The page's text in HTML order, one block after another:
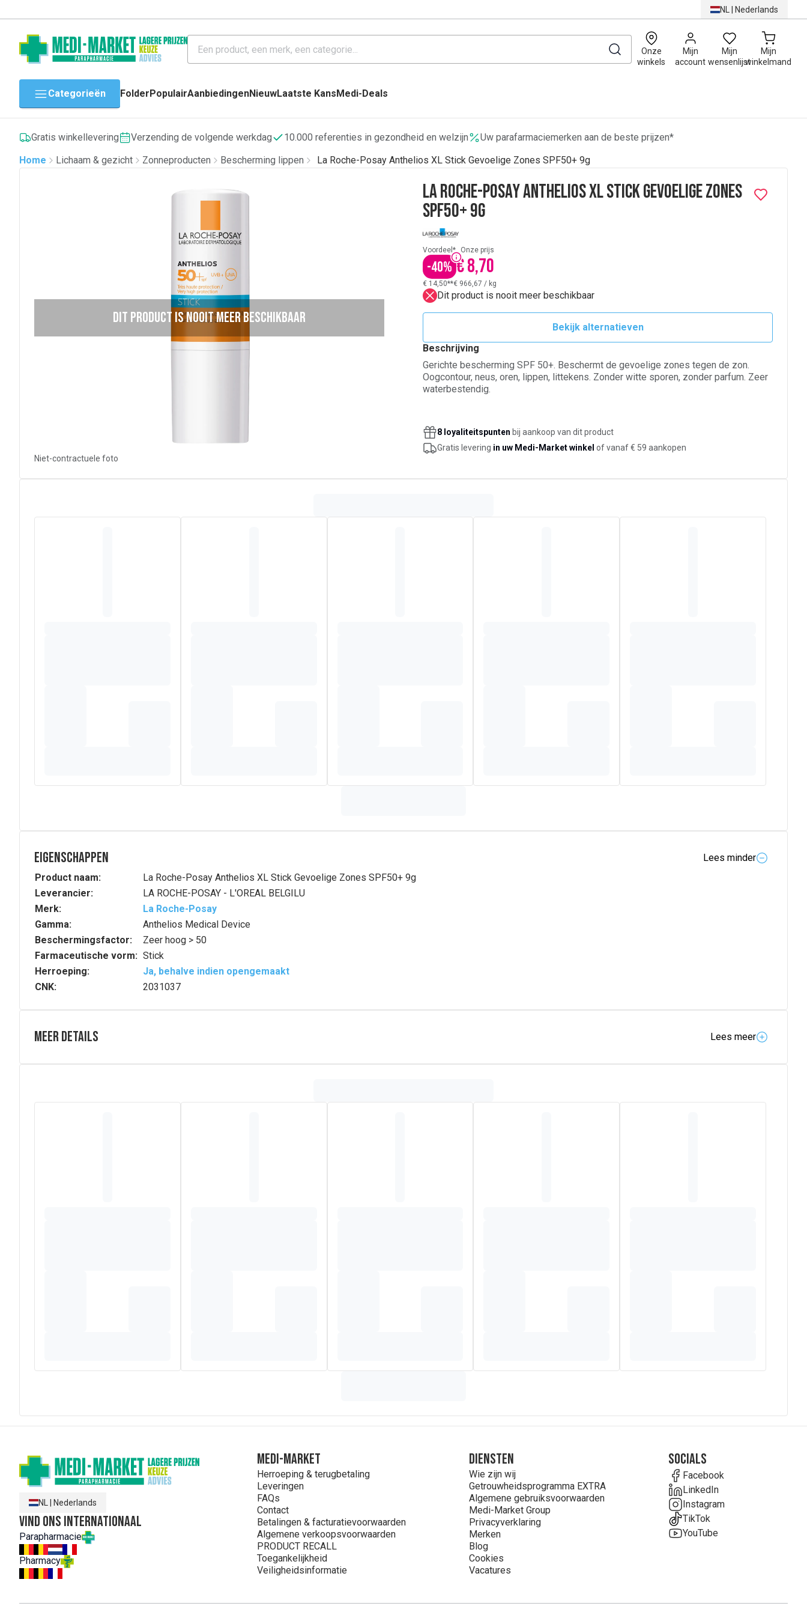
NL | Nederlands
Onze
winkels
Mijn
account
Mijn
wensenlijst
Mijn
winkelmand
0
Categorieën FolderPopulairAanbiedingenNieuwLaatste KansMedi-Deals
Gratis winkellevering Verzending de volgende werkdag 10.000 referenties in gezondheid en welzijn
Uw parafarmaciemerken aan de beste prijzen*
Home
Lichaam & gezicht Zonneproducten Bescherming lippen La Roche-Posay Anthelios XL Stick Gevoelige Zones SPF50+ 9g
Dit product is nooit meer beschikbaar
Niet-contractuele foto
La Roche-Posay Anthelios XL Stick Gevoelige Zones
SPF50+ 9g
Voordeel*
-40%
Onze prijs
€ 8,70
€ 14,50**€ 966,67 / kg
Dit product is nooit meer beschikbaar
Bekijk alternatieven
Beschrijving
Gerichte bescherming SPF 50+. Beschermt de gevoelige zones tegen de zon.
Oogcontour, neus, oren, lippen, littekens. Zonder witte sporen, zonder parfum. Zeer
waterbestendig.
8 loyaliteitspunten bij aankoop van dit product
Gratis levering in uw Medi-Market winkel of vanaf € 59 aankopen
Eigenschappen
Lees minder
Product naam:
La Roche-Posay Anthelios XL Stick Gevoelige Zones SPF50+ 9g
Leverancier:
LA ROCHE-POSAY - L'OREAL BELGILU
Merk:
La Roche-Posay
Gamma:
Anthelios Medical Device
Beschermingsfactor:
Zeer hoog > 50
Farmaceutische vorm: Stick
Herroeping:
Ja, behalve indien opengemaakt
CNK:
2031037
Meer details
Lees meer
STICK GEVOELIGE ZONES SPF50+Zeer hoge bescherming van gevoelige zones. UVA ULTRA (PPD 26).
extractum fluidum ,125ml – Papaver rhoeas extractum fluidum ,125ml – Thymus comp. extractum fluidum ,25ml – Ethanolum, aqua purificata.
NL Nederlands
Vind ons internationaal
Parapharmacie
Pharmacy
MEDI-MARKET
Herroeping & terugbetaling
Leveringen
FAQs
Contact
Betalingen & facturatievoorwaarden
Algemene verkoopsvoorwaarden
PRODUCT RECALL
Toegankelijkheid
Veiligheidsinformatie
Diensten
Wie zijn wij
Getrouwheidsprogramma EXTRA
Algemene gebruiksvoorwaarden
Medi-Market Group
Privacyverklaring
Merken
Blog
Cookies
Vacatures
Socials
Facebook
LinkedIn
Instagram
TikTok
YouTube